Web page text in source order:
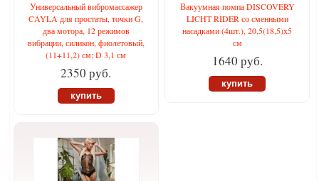
Универсальный вибромассажер
CAYLA для простаты, точки G,
два мотора, 12 режимов
вибрации, силикон, фиолетовый,
(11+11,2) см; D 3,1 см
2350 руб.
купить
Вакуумная помпа DISCOVERY
LICHT RIDER со сменными
насадками (4шт.), 20,5(18,5)х5
см
1640 руб.
купить